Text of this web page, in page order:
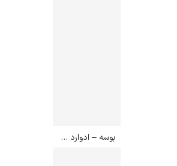
بوسه – ادوارد مونک